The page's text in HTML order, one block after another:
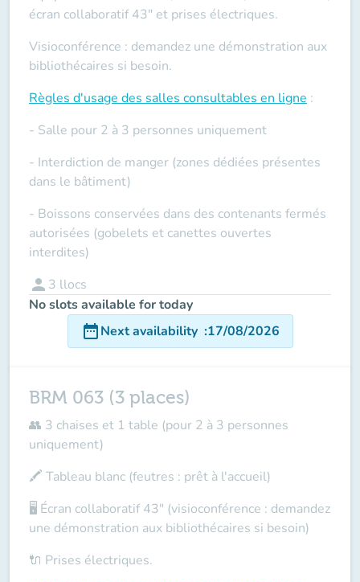
écran collaboratif 43" et prises électriques.
Visioconférence : demandez une démonstration aux
bibliothécaires si besoin.
Règles d'usage des salles consultables en ligne :
- Salle pour 2 à 3 personnes uniquement
- Interdiction de manger (zones dédiées présentes
dans le bâtiment)
- Boissons conservées dans des contenants fermés
autorisées (gobelets et canettes ouvertes
interdites)
person 3 llocs
No slots available for today
date_rangeNext availability :17/08/2026
BRM 063 (3 places)
👥 3 chaises et 1 table (pour 2 à 3 personnes
uniquement)
🖍️ Tableau blanc (feutres : prêt à l'accueil)
🖥️ Écran collaboratif 43" (visioconférence : demandez
une démonstration aux bibliothécaires si besoin)
🔌 Prises électriques.